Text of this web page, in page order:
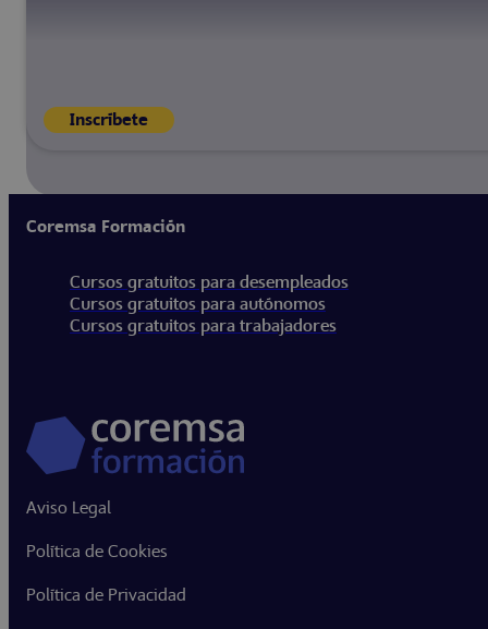
Inscríbete
Coremsa Formación
Cursos gratuitos para desempleados
Cursos gratuitos para autónomos
Cursos gratuitos para trabajadores
Aviso Legal
Política de Cookies
Política de Privacidad